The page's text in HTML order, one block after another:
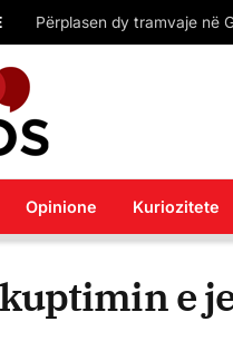
Opinione Kuriozitete
e